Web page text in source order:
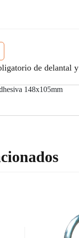
de delantal
148x105mm